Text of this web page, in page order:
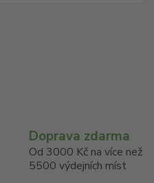
Doprava zdarma
Od 3000 Kč na více než
5500 výdejních míst